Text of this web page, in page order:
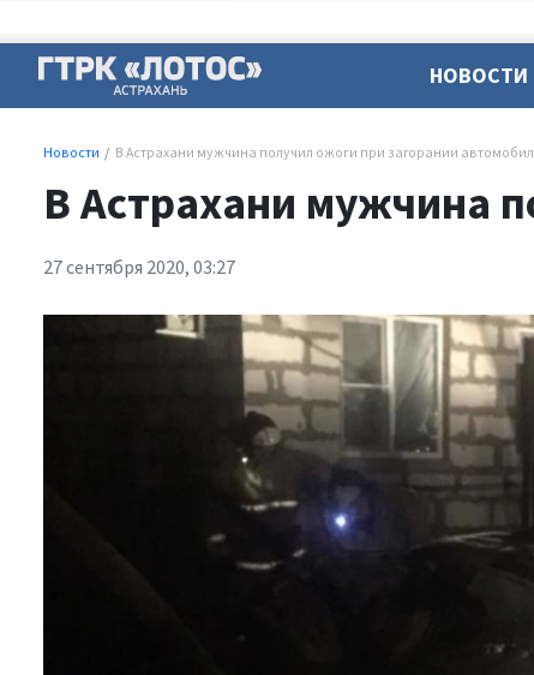
НОВОСТИ
Новости В Астрахани мужчина получил ожоги при загорании
В Астрахани мужчина
27 сентября 2020, 03:27